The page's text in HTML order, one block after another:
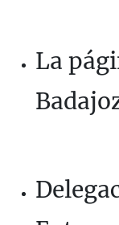
La